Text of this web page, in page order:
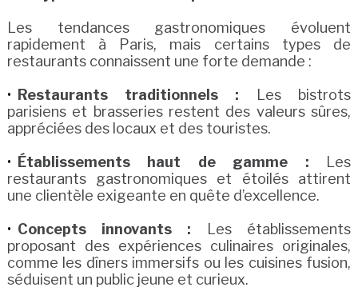
Les tendances gastronomiques évoluent
rapidement à Paris, mais certains types de
restaurants connaissent une forte demande :
Restaurants traditionnels : Les bistrots
parisiens et brasseries restent des valeurs sûres,
appréciées des locaux et des touristes.
Établissements haut de gamme : Les
restaurants gastronomiques et étoilés attirent
une clientèle exigeante en quête d’excellence.
Concepts innovants : Les établissements
proposant des expériences culinaires originales,
comme les dîners immersifs ou les cuisines fusion,
séduisent un public jeune et curieux.